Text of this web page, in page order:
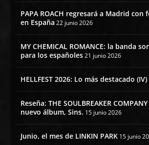
PAPA ROACH regresará a Madrid con
en España 22 junio 2026
MY CHEMICAL ROMANCE: la banda
para los españoles 21 junio 2026
HELLFEST 2026: Lo más destacado (IV)
Reseña: THE SOULBREAKER
nuevo álbum, Sins. 15 junio 2026
Junio, el mes de LINKIN PARK 15 junio